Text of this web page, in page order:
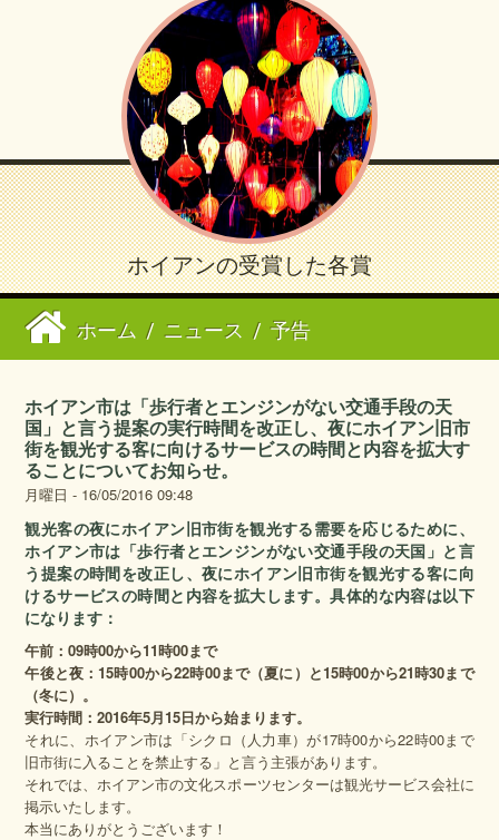
ホイアンの受賞した各賞
ホーム / ニュース / 予告
ホイアン市は「歩行者とエンジンがない交通手段の天
国」と言う提案の実行時間を改正し、夜にホイアン旧市
街を観光する客に向けるサービスの時間と内容を拡大す
ることについてお知らせ。
月曜日 - 16/05/2016 09:48
観光客の夜にホイアン旧市街を観光する需要を応じるために、
ホイアン市は「歩行者とエンジンがない交通手段の天国」と言
う提案の時間を改正し、夜にホイアン旧市街を観光する客に向
けるサービスの時間と内容を拡大します。具体的な内容は以下
になります：
午前：09時00から11時00まで
午後と夜： 15時00から22時00まで（夏に）と15時00から21時30まで
（冬に）。
実行時間：2016年5月15日から始まります。
それに、ホイアン市は「シクロ（人力車）が17時00から22時00まで
旧市街に入ることを禁止する」と言う主張があります。
それでは、ホイアン市の文化スポーツセンターは観光サービス会社に
掲示いたします。
本当にありがとうございます！